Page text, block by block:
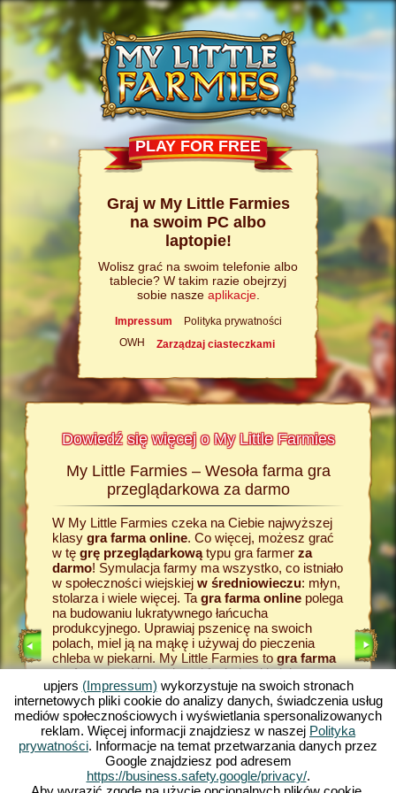
PLAY FOR FREE
Graj w My Little Farmies
na swoim PC albo
laptopie!
Wolisz grać na swoim telefonie albo
tablecie? W takim razie obejrzyj
sobie nasze aplikacje.
Impressum
Polityka prywatności
OWH
Zarządzaj ciasteczkami
Dowiedź się więcej o My Little Farmies
o
My Little Farmies – Wesoła farma gra
przeglądarkowa za darmo
W My Little Farmies czeka na Ciebie najwyższej
klasy gra farma online. Co więcej, możesz grać
w tę grę przeglądarkowątypu gra farmer za
darmo! Symulacja farmy ma wszystko, co istniało
w społeczności wiejskiej w średniowieczu: młyn,
stolarza i wiele więcej. Ta gra farma onlinepolega
na budowaniu lukratywnego łańcucha
produkcyjnego. Uprawiaj pszenicę na swoich
polach, miel ją na mąkę i używaj do pieczenia
chleba w piekarni. My Little Farmies to gra farma
za darmoz różnorodnymi funkcjami i piękną
grafiką. W tej grze typu farmagra online
zajmujesz się rolnictwem we wszystkich jego
aspektach: od uprawy warzyw po hodowlę
zwierząt. Spotkasz tradycyjne zwierzęta
hodowlane, takie jak świnia Mangalica czy kura
jedwabista. Stwórz kwitnące krajobrazy w My
Little Farmies - zagraj teraz za darmo w jedną z
grze
zboże.
farmy,
temu
w My
pojawią
towary.
farma
upjers (Impressum) wykorzystuje na swoich stronach
internetowych pliki cookie do analizy danych, świadczenia usług
mediów społecznościowych i wyświetlania spersonalizowanych
reklam. Więcej informacji znajdziesz w naszej Polityka
prywatności. Informacje na temat przetwarzania danych przez
Google znajdziesz pod adresem
https://business.safety.google/privacy/.